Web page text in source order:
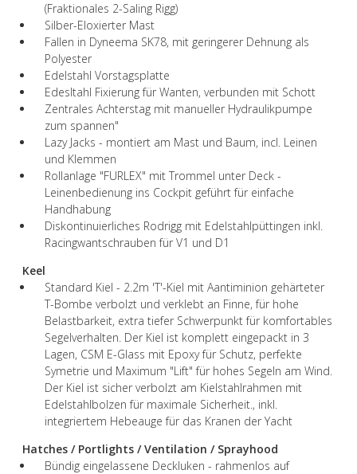
(Fraktionales 2-Saling Rigg)
Silber-Eloxierter Mast
Fallen in Dyneema SK78, mit geringerer Dehnung als
Polyester
Edelstahl Vorstagsplatte
Edesltahl Fixierung für Wanten, verbunden mit Schott
Zentrales Achterstag mit manueller Hydraulikpumpe
zum spannen"
Lazy Jacks - montiert am Mast und Baum, incl. Leinen
und Klemmen
Rollanlage "FURLEX" mit Trommel unter Deck -
Leinenbedienung ins Cockpit geführt für einfache
Handhabung
Diskontinuierliches Rodrigg mit Edelstahlpüttingen inkl.
Racingwantschrauben für V1 und D1
Keel
Standard Kiel - 2.2m 'T'-Kiel mit Aantiminion gehärteter
T-Bombe verbolzt und verklebt an Finne, für hohe
Belastbarkeit, extra tiefer Schwerpunkt für komfortables
Segelverhalten. Der Kiel ist komplett eingepackt in 3
Lagen, CSM E-Glass mit Epoxy für Schutz, perfekte
Symetrie und Maximum "Lift" für hohes Segeln am Wind.
Der Kiel ist sicher verbolzt am Kielstahlrahmen mit
Edelstahlbolzen für maximale Sicherheit., inkl.
integriertem Hebeauge für das Kranen der Yacht
Hatches / Portlights / Ventilation / Sprayhood
Bündig eingelassene Deckluken - rahmenlos auf